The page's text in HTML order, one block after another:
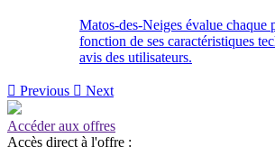
Matos-des-Neiges évalue chaque
fonction de ses caractéristiques
avis des utilisateurs.
 Previous  Next
Accéder aux offres
Accès direct à l'offre :